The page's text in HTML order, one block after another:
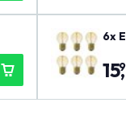
6x
15,